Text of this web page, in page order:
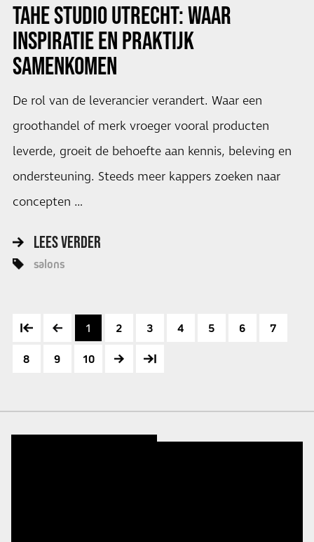
TAHE STUDIO UTRECHT: WAAR
INSPIRATIE EN PRAKTIJK
SAMENKOMEN
De rol van de leverancier verandert. Waar een
groothandel of merk vroeger vooral producten
leverde, groeit de behoefte aan kennis, beleving en
ondersteuning. Steeds meer kappers zoeken naar
concepten …
LEES VERDER
salons
1 2 3 4 5 6 7
8 9 10